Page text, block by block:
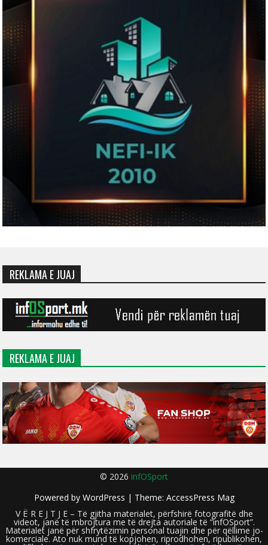
REKLAMA E JUAJ
REKLAMA E JUAJ
© 2026 infOSport
Powered by WordPress | Theme: AccessPress Mag
V Ë R E J T J E – Të gjitha materialet, përfshirë fotografitë dhe
videot, janë të mbrojtura me të drejta autoriale të “infOSport”.
Materialet janë për shfrytëzimin personal tuajin dhe për qëllime jo-
komerciale. Ato nuk mund të kopjohen, riprodhohen, ripublikohen,